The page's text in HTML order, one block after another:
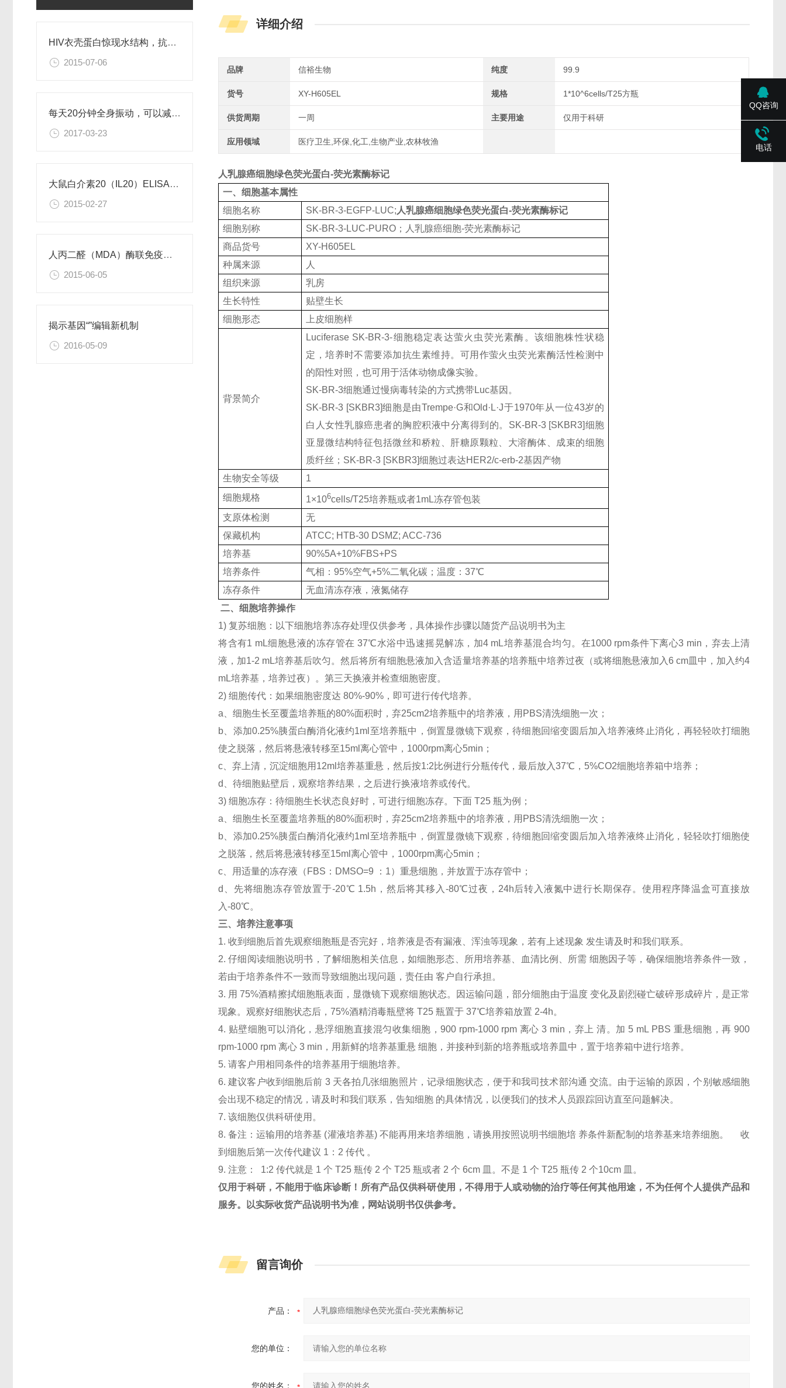
HIV衣壳蛋白惊现水结构，抗艾药物新思路
2015-07-06
每天20分钟全身振动，可以减肥、对抗糖尿病
2017-03-23
大鼠白介素20（IL20）ELISA试剂盒
2015-02-27
人丙二醛（MDA）酶联免疫分析试剂盒使用说明书
2015-06-05
揭示基因“”编辑新机制
2016-05-09
详细介绍
品牌 信裕生物 纯度 99.9
货号 XY-H605EL 规格 1*10^6cells/T25方瓶
供货周期 一周 主要用途 仅用于科研
应用领域 医疗卫生,环保,化工,生物产业,农林牧渔
人乳腺癌细胞绿色荧光蛋白-荧光素酶标记
一、细胞基本属性
细胞名称
SK-BR-3-EGFP-LUC; 人乳腺癌细胞绿色荧光蛋白-荧光素酶标记
细胞别称
SK-BR-3-LUC-PURO；人乳腺癌细胞-荧光素酶标记
商品货号
XY-H605EL
种属来源
人
组织来源
乳房
生长特性
贴壁生长
细胞形态
上皮细胞样
背景简介
Luciferase SK-BR-3-细胞稳定表达萤火虫荧光素酶。该细胞株性状稳
定，培养时不需要添加抗生素维持。可用作萤火虫荧光素酶活性检测中
的阳性对照，也可用于活体动物成像实验。
SK-BR-3细胞通过慢病毒转染的方式携带Luc基因。
SK-BR-3 [SKBR3]细胞是由Trempe·G和Old·L·J于1970年从一位43岁的
白人女性乳腺癌患者的胸腔积液中分离得到的。SK-BR-3 [SKBR3]细胞
亚显微结构特征包括微丝和桥粒、肝糖原颗粒、大溶酶体、成束的细胞
质纤丝；SK-BR-3 [SKBR3]细胞过表达HER2/c-erb-2基因产物
生物安全等级
1
细胞规格
1×106cells/T25培养瓶或者1mL冻存管包装
支原体检测
无
保藏机构
ATCC; HTB-30 DSMZ; ACC-736
培养基
90%5A+10%FBS+PS
培养条件
气相：95%空气+5%二氧化碳；温度：37℃
冻存条件
无血清冻存液，液氮储存
二、细胞培养操作
1) 复苏细胞：以下细胞培养冻存处理仅供参考，具体操作步骤以随货产品说明书为主
将含有1 mL细胞悬液的冻存管在 37℃水浴中迅速摇晃解冻，加4 mL培养基混合均匀。在1000 rpm条件下离心3 min，弃去上清
液，加1-2 mL培养基后吹匀。然后将所有细胞悬液加入含适量培养基的培养瓶中培养过夜（或将细胞悬液加入6 cm皿中，加入约4
mL培养基，培养过夜）。第三天换液并检查细胞密度。
2) 细胞传代：如果细胞密度达 80%-90%，即可进行传代培养。
a、细胞生长至覆盖培养瓶的80%面积时，弃25cm2培养瓶中的培养液，用PBS清洗细胞一次；
b、添加0.25%胰蛋白酶消化液约1ml至培养瓶中，倒置显微镜下观察，待细胞回缩变圆后加入培养液终止消化，再轻轻吹打细胞
使之脱落，然后将悬液转移至15ml离心管中，1000rpm离心5min；
c、弃上清，沉淀细胞用12ml培养基重悬，然后按1:2比例进行分瓶传代，最后放入37℃，5%CO2细胞培养箱中培养；
d、待细胞贴壁后，观察培养结果，之后进行换液培养或传代。
3) 细胞冻存：待细胞生长状态良好时，可进行细胞冻存。下面 T25 瓶为例；
a、细胞生长至覆盖培养瓶的80%面积时，弃25cm2培养瓶中的培养液，用PBS清洗细胞一次；
b、添加0.25%胰蛋白酶消化液约1ml至培养瓶中，倒置显微镜下观察，待细胞回缩变圆后加入培养液终止消化，轻轻吹打细胞使
之脱落，然后将悬液转移至15ml离心管中，1000rpm离心5min；
c、用适量的冻存液（FBS：DMSO=9 ：1）重悬细胞，并放置于冻存管中；
d、先将细胞冻存管放置于-20℃ 1.5h，然后将其移入-80℃过夜，24h后转入液氮中进行长期保存。使用程序降温盒可直接放
入-80℃。
三、培养注意事项
1. 收到细胞后首先观察细胞瓶是否完好，培养液是否有漏液、浑浊等现象，若有上述现象 发生请及时和我们联系。
2. 仔细阅读细胞说明书，了解细胞相关信息，如细胞形态、所用培养基、血清比例、所需 细胞因子等，确保细胞培养条件一致，
若由于培养条件不一致而导致细胞出现问题，责任由 客户自行承担。
3. 用 75%酒精擦拭细胞瓶表面，显微镜下观察细胞状态。因运输问题，部分细胞由于温度 变化及剧烈碰亡破碎形成碎片，是正常
现象。观察好细胞状态后，75%酒精消毒瓶壁将 T25 瓶置于 37℃培养箱放置 2-4h。
4. 贴壁细胞可以消化，悬浮细胞直接混匀收集细胞，900 rpm-1000 rpm 离心 3 min，弃上 清。加 5 mL PBS 重悬细胞，再 900
rpm-1000 rpm 离心 3 min，用新鲜的培养基重悬 细胞，并接种到新的培养瓶或培养皿中，置于培养箱中进行培养。
5. 请客户用相同条件的培养基用于细胞培养。
6. 建议客户收到细胞后前 3 天各拍几张细胞照片，记录细胞状态，便于和我司技术部沟通 交流。由于运输的原因，个别敏感细胞
会出现不稳定的情况，请及时和我们联系，告知细胞 的具体情况，以便我们的技术人员跟踪回访直至问题解决。
7. 该细胞仅供科研使用。
8. 备注：运输用的培养基 (灌液培养基) 不能再用来培养细胞，请换用按照说明书细胞培 养条件新配制的培养基来培养细胞。 收
到细胞后第一次传代建议 1：2 传代 。
9. 注意： 1:2 传代就是 1 个 T25 瓶传 2 个 T25 瓶或者 2 个 6cm 皿。不是 1 个 T25 瓶传 2 个10cm 皿。
仅用于科研，不能用于临床诊断！所有产品仅供科研使用，不得用于人或动物的治疗等任何其他用途，不为任何个人提供产品和
服务。以实际收货产品说明书为准，网站说明书仅供参考。
留言询价
产品：
您的单位：
您的姓名：
QQ咨询
电话